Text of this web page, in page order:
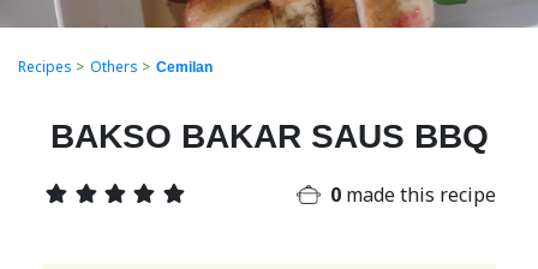
Recipes > Others > Cemilan
BAKSO BAKAR SAUS BBQ
0 made this recipe